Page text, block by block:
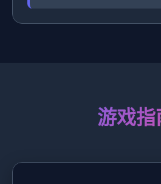
游戏指